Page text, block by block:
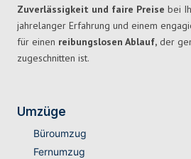
Zuverlässigkeit und faire Preise bei
jahrelanger Erfahrung und einem
für einen reibungslosen Ablauf, der
zugeschnitten ist.
Umzüge
Büroumzug
Fernumzug